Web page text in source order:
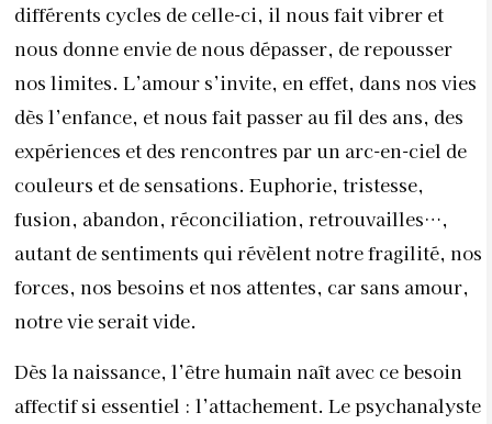
différents cycles de celle-ci, il nous fait vibrer et
nous donne envie de nous dépasser, de repousser
nos limites. L’amour s’invite, en effet, dans nos vies
dès l’enfance, et nous fait passer au fil des ans, des
expériences et des rencontres par un arc-en-ciel de
couleurs et de sensations. Euphorie, tristesse,
fusion, abandon, réconciliation, retrouvailles…,
autant de sentiments qui révèlent notre fragilité, nos
forces, nos besoins et nos attentes, car sans amour,
notre vie serait vide.
Dès la naissance, l’être humain naît avec ce besoin
affectif si essentiel : l’attachement. Le psychanalyste